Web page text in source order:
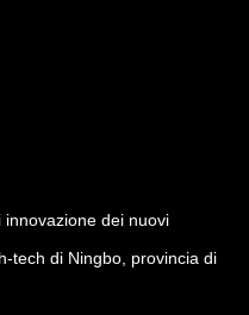
dei nuovi
tech di Ningbo, provincia di